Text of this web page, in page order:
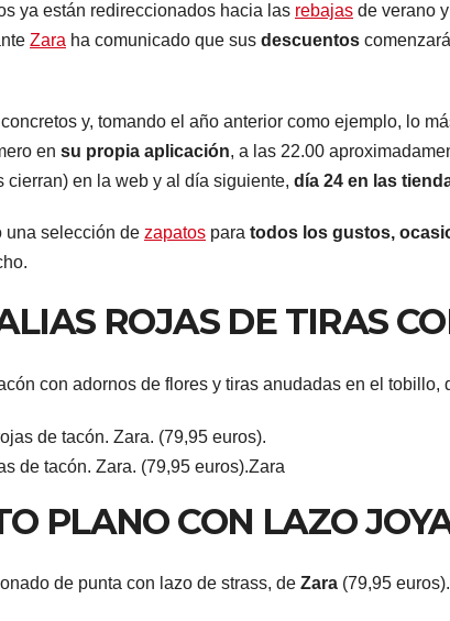
ya están redireccionados hacia las rebajas de verano
Zara ha comunicado que sus descuentos
y, tomando el año anterior como ejemplo, lo
en su propia aplicación, a las 22.00
cierran) en la web y al día siguiente, día 24 en las
una selección de zapatos para todos los gustos,
ROJAS DE TIRAS
con adornos de flores y tiras anudadas en el tobillo,
de tacón. Zara. (79,95 euros).Zara
PLANO CON LAZO
de punta con lazo de strass, de Zara (79,95 euros).